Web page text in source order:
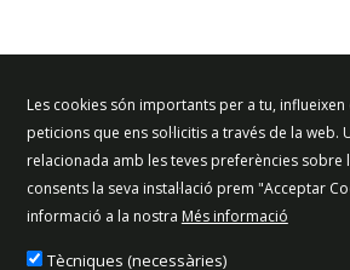
Les cookies són importants per a tu,
peticions que ens sol·licitis a través de la
relacionada amb les teves preferències sobre
consents la seva instal·lació prem "Acceptar
informació a la nostra Més informació
Tècniques (necessàries)